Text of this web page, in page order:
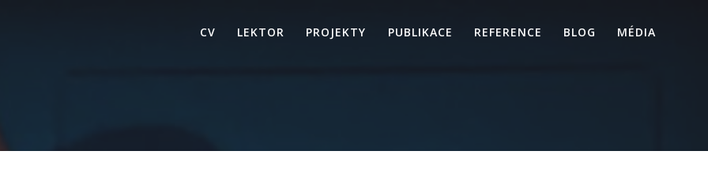
CV LEKTOR PROJEKTY PUBLIKACE REFERENCE BLOG MÉDIA